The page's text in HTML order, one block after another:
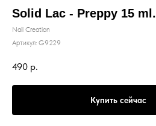
Solid Lac - Preppy 15 ml.
Nail Creation
Артикул: G9229
490 р.
Купить сейчас